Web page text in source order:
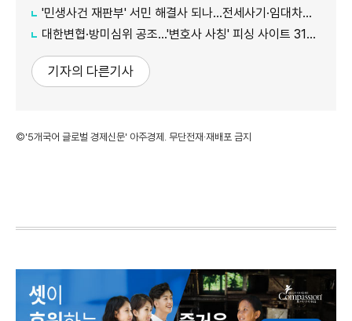
'민생사건 재판부' 서민 해결사 되나...전세사기·임대차분쟁 평균 3개월내 해결
대한변협·방미심위 공조…'변호사 사칭' 피싱 사이트 31건 무더기 차단
기자의 다른기사
©'5개국어 글로벌 경제신문' 아주경제. 무단전재·재배포 금지